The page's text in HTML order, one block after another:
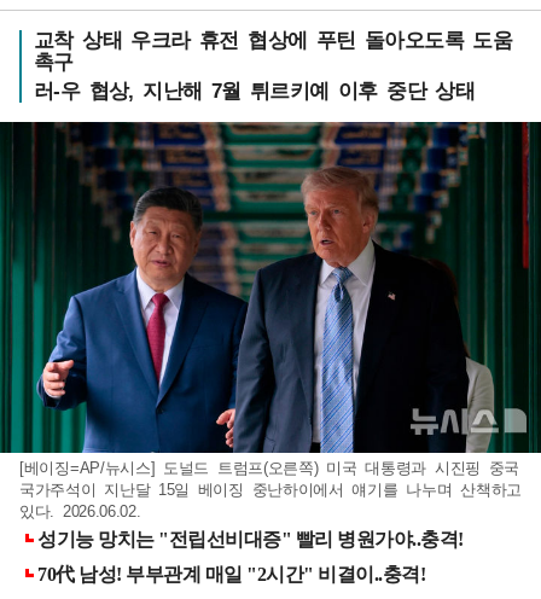
교착 상태 우크라 휴전 협상에 푸틴 돌아오도록 도움
촉구
러-우 협상, 지난해 7월 튀르키예 이후 중단 상태
[베이징=AP/뉴시스] 도널드 트럼프(오른쪽) 미국 대통령과 시진핑 중국
국가주석이 지난달 15일 베이징 중난하이에서 얘기를 나누며 산책하고
있다. 2026.06.02.